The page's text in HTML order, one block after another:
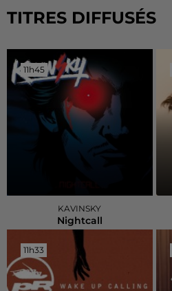
TITRES DIFFUSÉS
11h45
11h45
KAVINSKY
Nightcall
11h33
11h33